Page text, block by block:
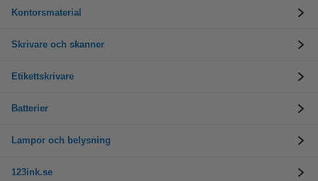
Kontorsmaterial
Skrivare och skanner
Etikettskrivare
Batterier
Lampor och belysning
123ink.se